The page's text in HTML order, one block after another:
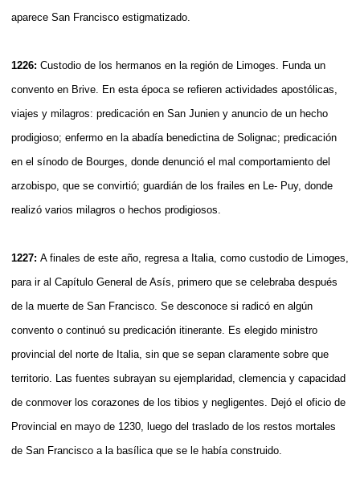
aparece San Francisco estigmatizado.
1226: Custodio de los hermanos en la región de Limoges. Funda un
convento en Brive. En esta época se refieren actividades apostólicas,
viajes y milagros: predicación en San Junien y anuncio de un hecho
prodigioso; enfermo en la abadía benedictina de Solignac; predicación
en el sínodo de Bourges, donde denunció el mal comportamiento del
arzobispo, que se convirtió; guardián de los frailes en Le- Puy, donde
realizó varios milagros o hechos prodigiosos.
1227: A finales de este año, regresa a Italia, como custodio de Limoges,
para ir al Capítulo General de Asís, primero que se celebraba después
de la muerte de San Francisco. Se desconoce si radicó en algún
convento o continuó su predicación itinerante. Es elegido ministro
provincial del norte de Italia, sin que se sepan claramente sobre que
territorio. Las fuentes subrayan su ejemplaridad, clemencia y capacidad
de conmover los corazones de los tibios y negligentes. Dejó el oficio de
Provincial en mayo de 1230, luego del traslado de los restos mortales
de San Francisco a la basílica que se le había construido.